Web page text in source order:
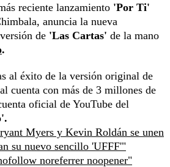
reciente lanzamiento 'Por Ti'
anuncia la nueva
de 'Las Cartas' de la mano
.
al éxito de la versión original de
cuenta con más de 3 millones de
oficial de YouTube del
Myers y Kevin Roldán se unen
su nuevo sencillo 'UFFF'"
noreferrer noopener"